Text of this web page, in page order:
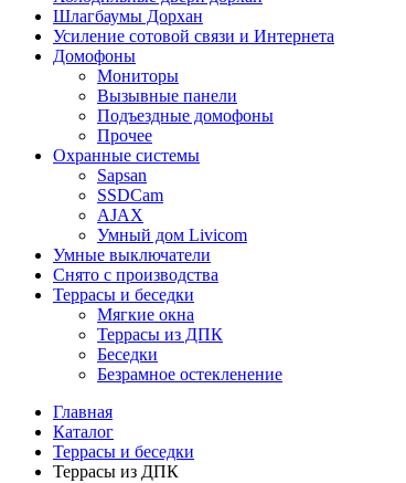
Шлагбаумы Дорхан
Усиление сотовой связи и Интернета
Домофоны
Мониторы
Вызывные панели
Подъездные домофоны
Прочее
Охранные системы
Sapsan
SSDCam
AJAX
Умный дом Livicom
Умные выключатели
Снято с производства
Террасы и беседки
Мягкие окна
Террасы из ДПК
Беседки
Безрамное остекленение
Главная
Каталог
Террасы и беседки
Террасы из ДПК